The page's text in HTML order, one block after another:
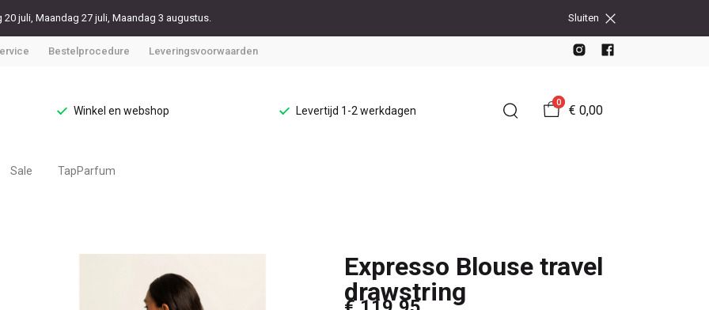
juli, Maandag 27 juli, Maandag 3 augustus. Sluiten
Bestelprocedure Leveringsvoorwaarden
Winkel en webshop Levertijd 1-2 werkdagen
0
€ 0,00
Sale TapParfum
Expresso Blouse travel
drawstring